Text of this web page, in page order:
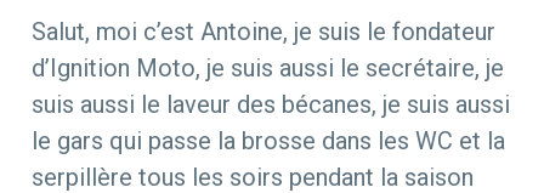
Salut, moi c’est Antoine, je suis le fondateur
d’Ignition Moto, je suis aussi le secrétaire, je
suis aussi le laveur des bécanes, je suis aussi
le gars qui passe la brosse dans les WC et la
serpillère tous les soirs pendant la saison